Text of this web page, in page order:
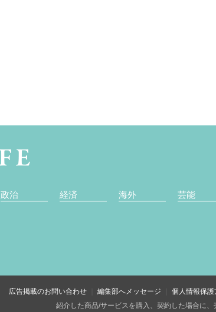
政治 経済 海外 芸能
広告掲載のお問い合わせ 編集部へメッセージ 個人情報保護
紹介した商品/サービスを購入、契約した場合に